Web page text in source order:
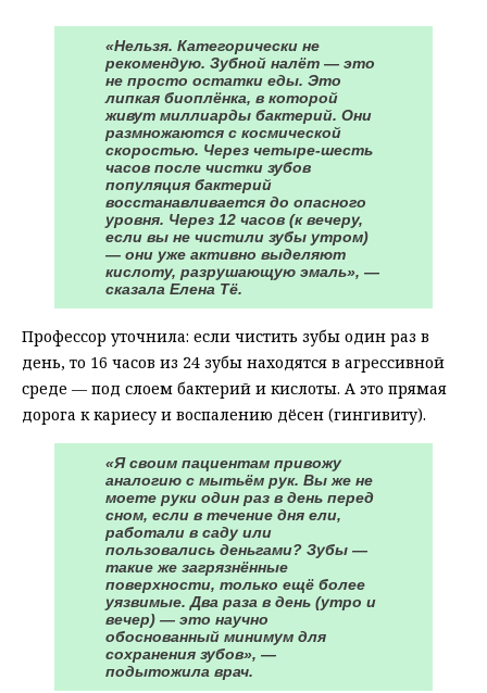
«Нельзя. Категорически не
рекомендую. Зубной налёт — это
не просто остатки еды. Это
липкая биоплёнка, в которой
живут миллиарды бактерий. Они
размножаются с космической
скоростью. Через четыре-шесть
часов после чистки зубов
популяция бактерий
восстанавливается до опасного
уровня. Через 12 часов (к вечеру,
если вы не чистили зубы утром)
— они уже активно выделяют
кислоту, разрушающую эмаль», —
сказала Елена Тё.
Профессор уточнила: если чистить зубы один раз в
день, то 16 часов из 24 зубы находятся в агрессивной
среде — под слоем бактерий и кислоты. А это прямая
дорога к кариесу и воспалению дёсен (гингивиту).
«Я своим пациентам привожу
аналогию с мытьём рук. Вы же не
моете руки один раз в день перед
сном, если в течение дня ели,
работали в саду или
пользовались деньгами? Зубы —
такие же загрязнённые
поверхности, только ещё более
уязвимые. Два раза в день (утро и
вечер) — это научно
обоснованный минимум для
сохранения зубов», —
подытожила врач.